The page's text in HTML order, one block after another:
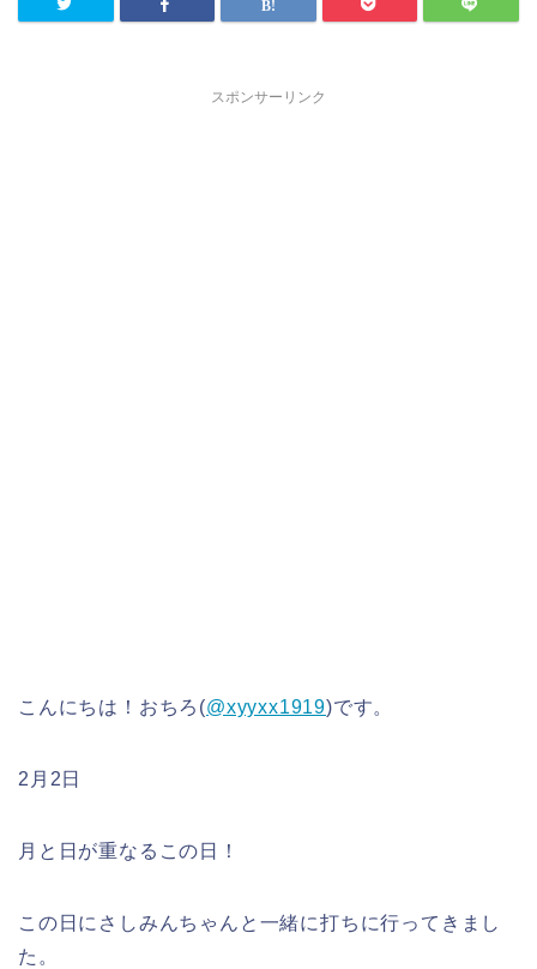
スポンサーリンク
こんにちは！おちろ(@xyyxx1919)です。
2月2日
月と日が重なるこの日！
この日にさしみんちゃんと一緒に打ちに行ってきまし
た。